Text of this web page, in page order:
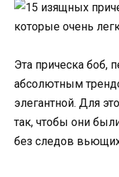
Эта прическа боб,
абсолютным
элегантной. Для
так, чтобы они
без следов